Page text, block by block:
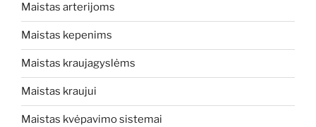
Maistas arterijoms
Maistas kepenims
Maistas kraujagyslėms
Maistas kraujui
Maistas kvėpavimo sistemai